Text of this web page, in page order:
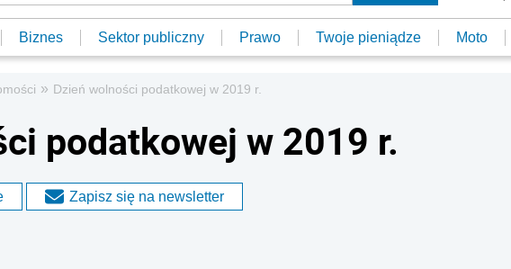
Biznes Sektor publiczny Prawo Twoje pieniądze Moto
» Dzień wolności podatkowej w 2019 r.
podatkowej w 2019 r.
Zapisz się na newsletter